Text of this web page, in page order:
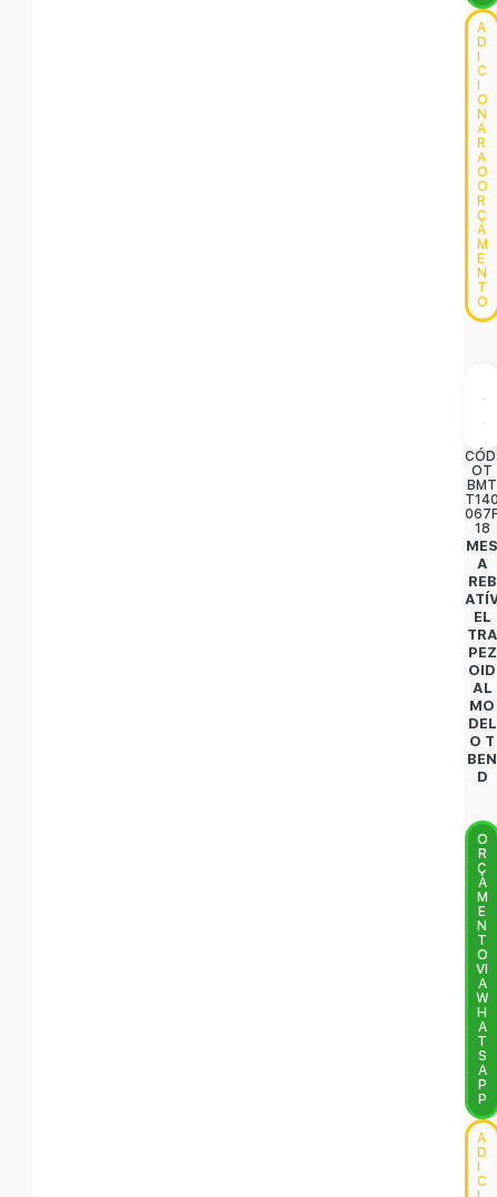
A
D
C
O
N
A
R
A
O
O
R
Ç
A
M
E
N
T
O
OT
BMT
18
A
REB
EL
TRA
PEZ
OID
AL
MO
DEL
O T
BEN
D
O
R
Ç
A
M
E
N
T
O
VI
A
W
H
A
T
S
A
P
P
A
D
C